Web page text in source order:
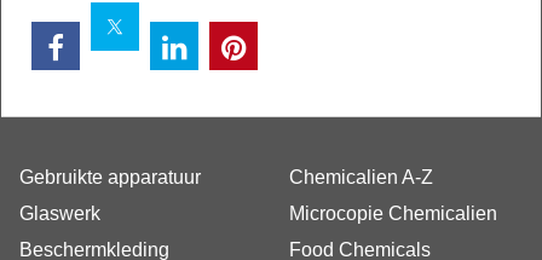
Gebruikte apparatuur
Glaswerk
Beschermkleding
Chemicalien A-Z
Microcopie Chemicalien
Food Chemicals